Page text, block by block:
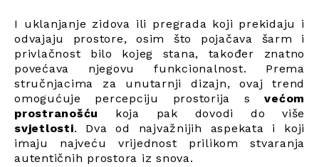
I uklanjanje zidova ili pregrada koji prekidaju i
odvajaju prostore, osim što pojačava šarm i
privlačnost bilo kojeg stana, također znatno
povećava njegovu funkcionalnost. Prema
stručnjacima za unutarnji dizajn, ovaj trend
omogućuje percepciju prostorija svećom
prostranošću
koja pak dovodi do više
svjetlosti. Dva od najvažnijih aspekata i koji
imaju najveću vrijednost prilikom stvaranja
autentičnih prostora iz snova.